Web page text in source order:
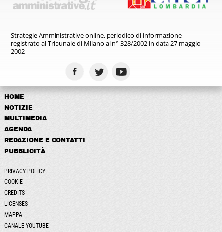
Strategie Amministrative online, periodico di informazione
registratoal Tribunale di Milano al n° 328/2002 in data 27 maggio
2002
HOME
NOTIZIE
MULTIMEDIA
AGENDA
REDAZIONE E CONTATTI
PUBBLICITÀ
PRIVACY POLICY
COOKIE
CREDITS
LICENSES
MAPPA
CANALE YOUTUBE